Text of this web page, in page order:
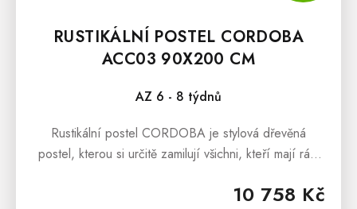
RUSTIKÁLNÍ POSTEL CORDOBA
ACC03 90X200 CM
AZ 6 - 8 týdnů
10 758 Kč
Rustikální postel CORDOBA je stylová dřevěná
postel, kterou si určitě zamilují všichni, kteří mají rádi
CORDOBA je vyrobená z...